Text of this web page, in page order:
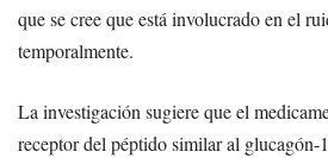
que se cree que está involucrado en el
temporalmente.
La investigación sugiere que el
receptor del péptido similar al